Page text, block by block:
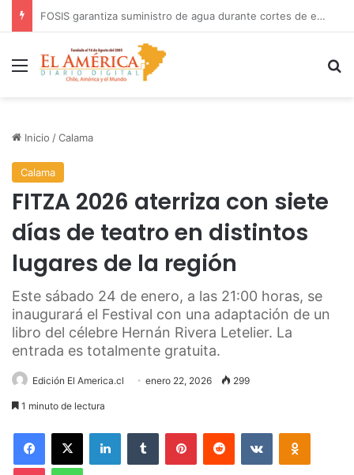
COANIQUEM inicia gira nacional para presentar Manual de Quemaduras a profesionales de la salud
Menú
Inicio /Calama
Calama
FITZA 2026 aterriza con siete
días de teatro en distintos
lugares de la región
Este sábado 24 de enero, a las 21:00 horas, se
inaugurará el Festival con una adaptación de un
libro del célebre Hernán Rivera Letelier. La
entrada es totalmente gratuita.
Edición El America.cl enero 22, 2026 299
1 minuto de lectura
Facebook
X LinkedInTumblr PinterestReddit VKontakte
Pocket WhatsApp